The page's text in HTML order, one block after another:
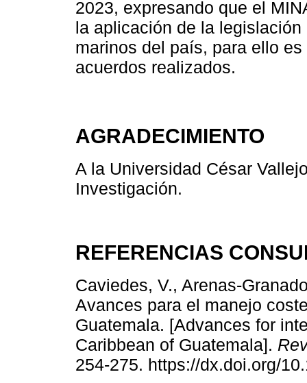
2023, expresando que el
la aplicación de la
marinos del país, para ello
acuerdos realizados.
AGRADECIMIENTO
A la Universidad César
Investigación.
REFERENCIAS
Caviedes, V., Arenas-
Avances para el manejo
Guatemala. [Advances for
Caribbean of Guatemala].
254-275. https://dx.doi.org/